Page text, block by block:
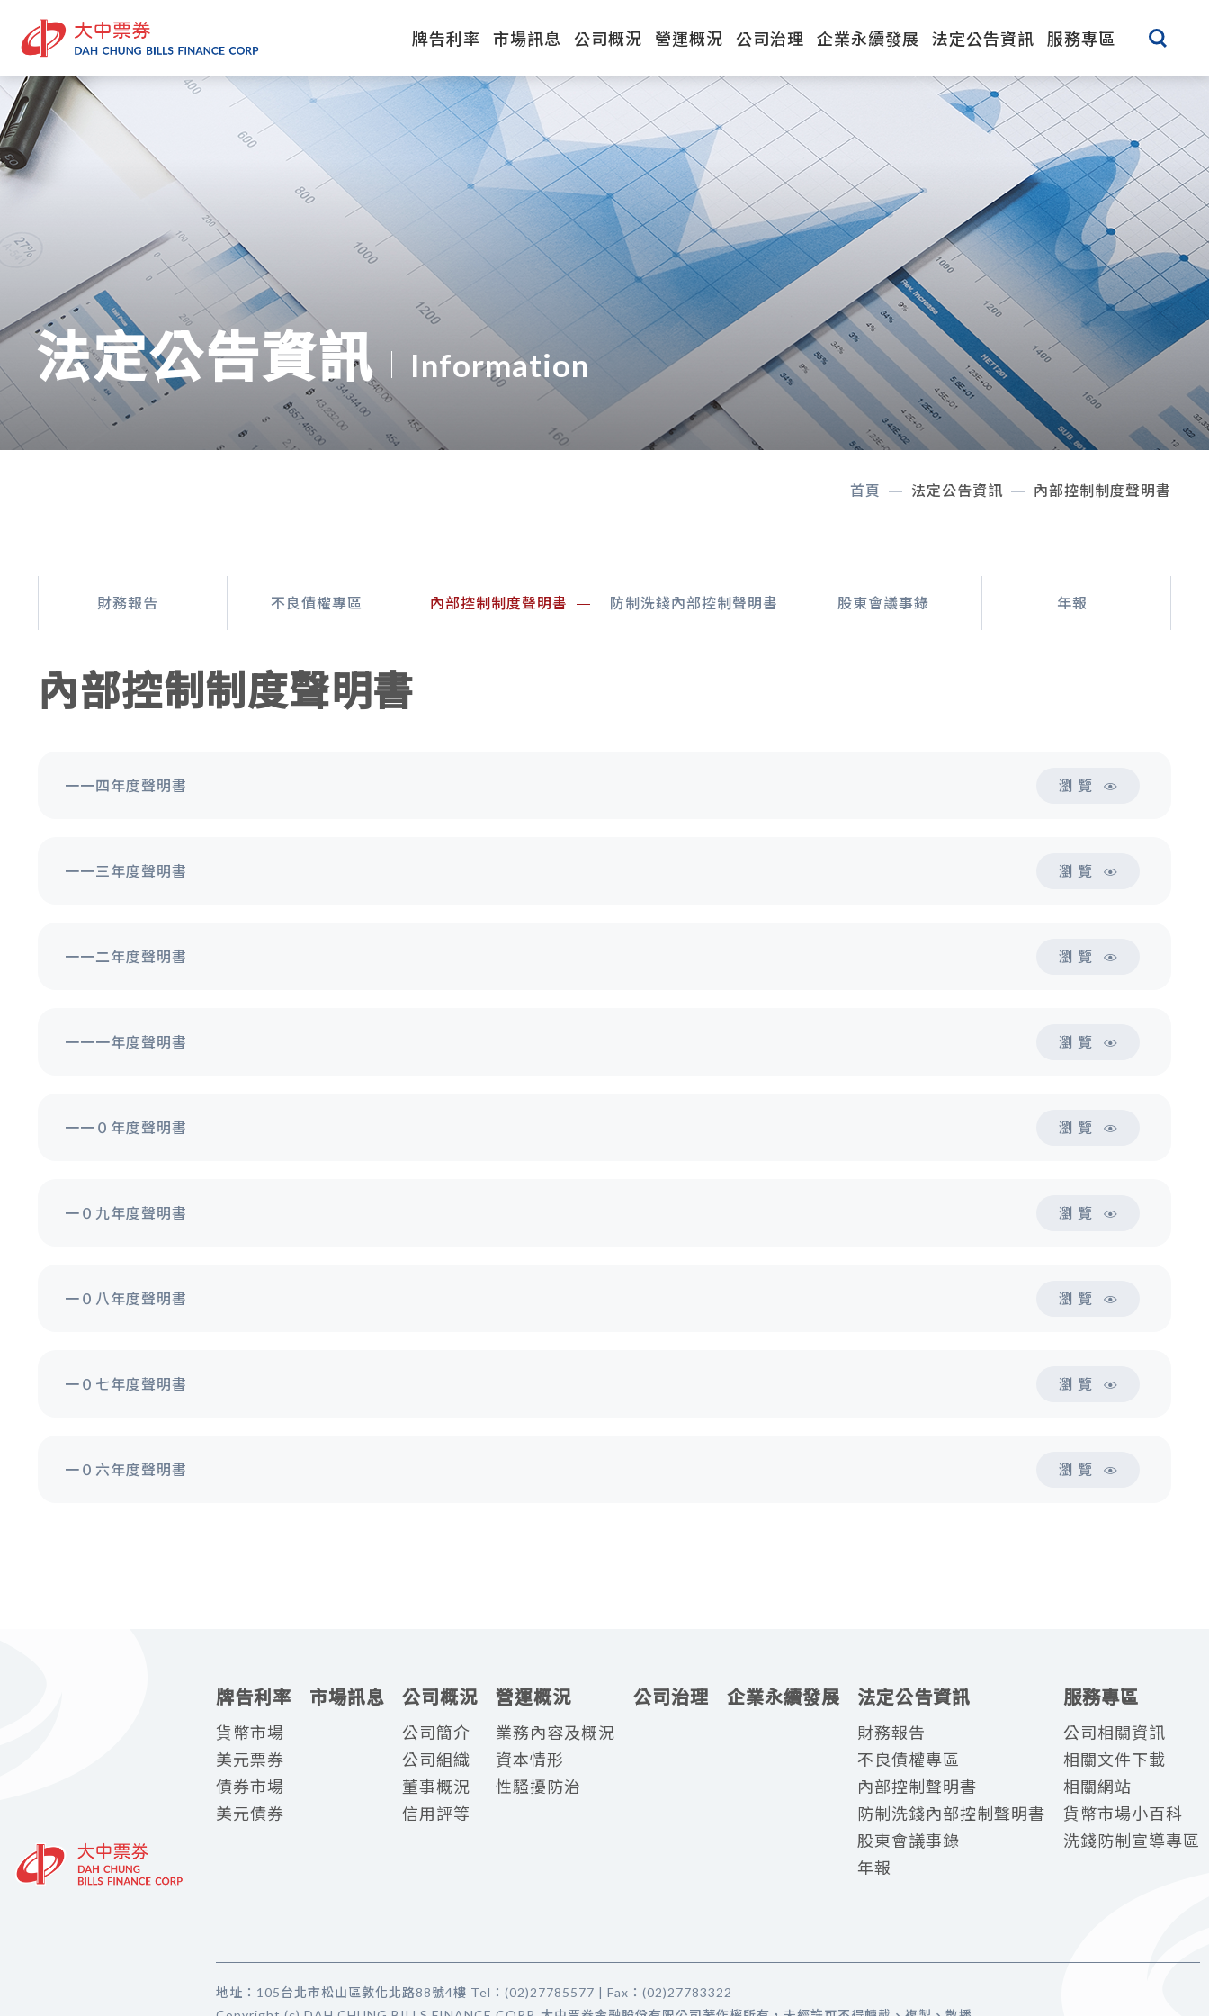
牌告利率 市場訊息 公司概況 營運概況 公司治理 企業永續發展 法定公告資訊 服務專區
法定公告資訊 Information
首頁 法定公告資訊 內部控制制度聲明書
財務報告 不良債權專區 內部控制制度聲明書 防制洗錢內部控制聲明書 股東會議事錄 年報
內部控制制度聲明書
一一四年度聲明書 瀏 覽
一一三年度聲明書 瀏 覽
一一二年度聲明書 瀏 覽
一一一年度聲明書 瀏 覽
一一０年度聲明書 瀏 覽
一０九年度聲明書 瀏 覽
一０八年度聲明書 瀏 覽
一０七年度聲明書 瀏 覽
一０六年度聲明書 瀏 覽
牌告利率
貨幣市場
美元票券
債券市場
美元債券
市場訊息 公司概況
公司簡介
公司組織
董事概況
信用評等
營運概況
業務內容及概況
資本情形
性騷擾防治
公司治理 企業永續發展 法定公告資訊
財務報告
不良債權專區
內部控制聲明書
防制洗錢內部控制聲明書
股東會議事錄
年報
服務專區
公司相關資訊
相關文件下載
相關網站
貨幣市場小百科
洗錢防制宣導專區
地址：105台北市松山區敦化北路88號4樓 Tel：(02)27785577 | Fax：(02)27783322